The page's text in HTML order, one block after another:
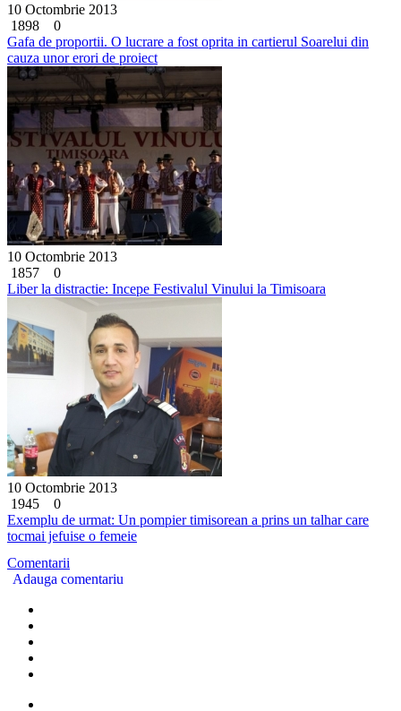
10 Octombrie 2013
1898
0
Gafa de proportii. O lucrare a fost oprita in cartierul Soarelui din
cauza unor erori de proiect
10 Octombrie 2013
1857
0
Liber la distractie: Incepe Festivalul Vinului la Timisoara
10 Octombrie 2013
1945
0
Exemplu de urmat: Un pompier timisorean a prins un talhar care
tocmai jefuise o femeie
Comentarii
Adauga comentariu